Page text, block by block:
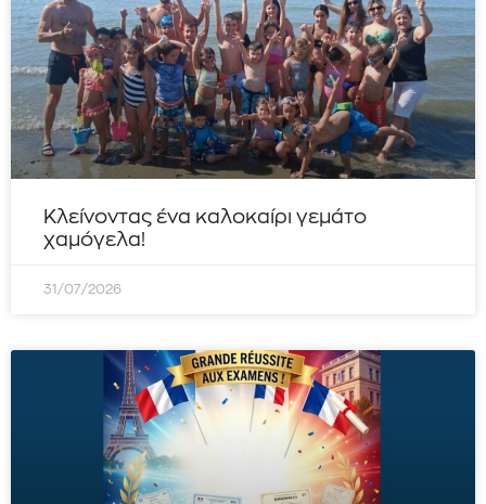
Κλείνοντας ένα καλοκαίρι γεμάτο
χαμόγελα!
31/07/2026